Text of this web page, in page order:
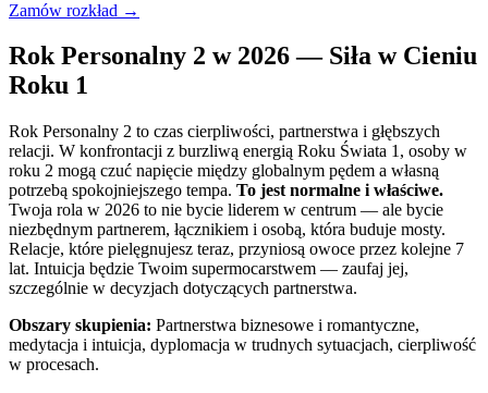
Zamów rozkład →
Rok Personalny 2 w 2026 — Siła w Cieniu
Roku 1
Rok Personalny 2 to czas cierpliwości, partnerstwa i głębszych
relacji. W konfrontacji z burzliwą energią Roku Świata 1, osoby w
roku 2 mogą czuć napięcie między globalnym pędem a własną
potrzebą spokojniejszego tempa. To jest normalne i właściwe.
Twoja rola w 2026 to nie bycie liderem w centrum — ale bycie
niezbędnym partnerem, łącznikiem i osobą, która buduje mosty.
Relacje, które pielęgnujesz teraz, przyniosą owoce przez kolejne 7
lat. Intuicja będzie Twoim supermocarstwem — zaufaj jej,
szczególnie w decyzjach dotyczących partnerstwa.
Obszary skupienia: Partnerstwa biznesowe i romantyczne,
medytacja i intuicja, dyplomacja w trudnych sytuacjach, cierpliwość
w procesach.